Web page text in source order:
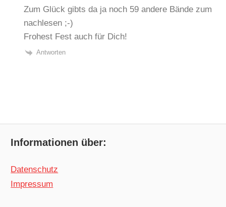
Zum Glück gibts da ja noch 59 andere Bände zum
nachlesen ;-)
Frohest Fest auch für Dich!
Antworten
Informationen über:
Datenschutz
Impressum